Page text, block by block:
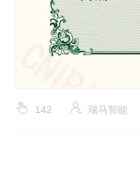
142 瑞马智能